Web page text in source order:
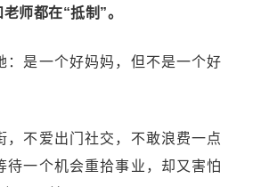
师都在“抵制”。
：是一个好妈妈，但不是一个好
，不爱出门社交，不敢浪费一点
待一个机会重拾事业，却又害怕